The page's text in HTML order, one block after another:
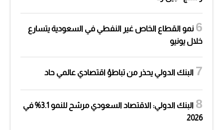
نمو القطاع الخاص غير النفطي في السعودية يتسارع
خلال يونيو
البنك الدولي يحذر من تباطؤ اقتصادي عالمي حاد
البنك الدولي: الاقتصاد السعودي مرشح للنمو 3.1% في
2026